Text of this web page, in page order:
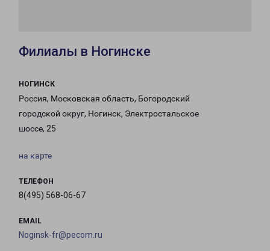
Филиалы в Ногинске
НОГИНСК
Россия, Московская область, Богородский
городской округ, Ногинск, Электростальское
шоссе, 25
на карте
ТЕЛЕФОН
8(495) 568-06-67
EMAIL
Noginsk-fr@pecom.ru